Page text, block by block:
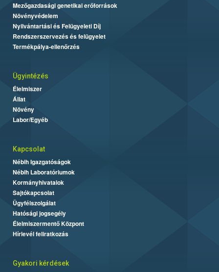
Mezőgazdasági genetikai erőforrások
Növényvédelem
Nyilvántartási és Felügyeleti Díj
Rendszerszervezés és felügyelet
Termékpálya-ellenőrzés
Ügyintézés
Élelmiszer
Állat
Növény
Labor/Egyéb
Kapcsolat
Nébih Igazgatóságok
Nébih Laboratóriumok
Kormányhivatalok
Sajtókapcsolat
Ügyfélszolgálat
Hatósági jogsegély
Élelmiszermentő Központ
Hírlevél feliratkozás
Gyakori kérdések